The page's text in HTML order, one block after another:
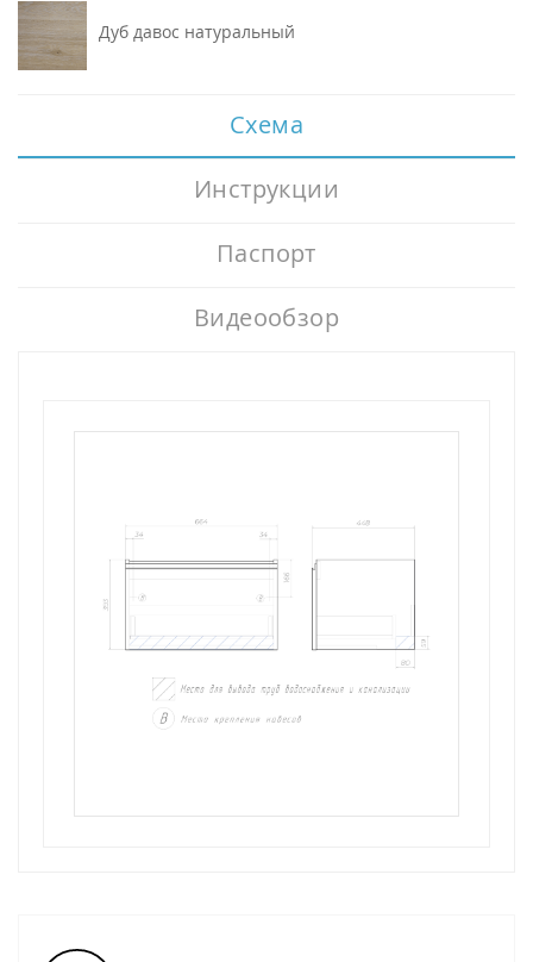
Дуб давос натуральный
Схема
Инструкции
Паспорт
Видеообзор